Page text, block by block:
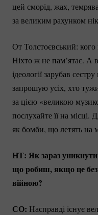
цей сморід, жах,
за великим рахунком
От Толстоєвський: кого
Ніхто ж не пам’ятає. А
ідеології зарубав
запрошую усіх, хто
за цією «великою
послухайте її на
як бомби, що летять на
НТ: Як зараз уникнути
що робиш, якщо це
війною?
СО: Насправді існує